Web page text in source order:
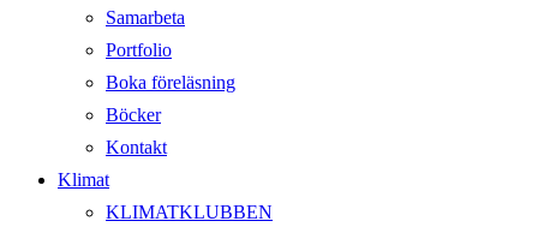
Samarbeta
Portfolio
Boka föreläsning
Böcker
Kontakt
Klimat
KLIMATKLUBBEN